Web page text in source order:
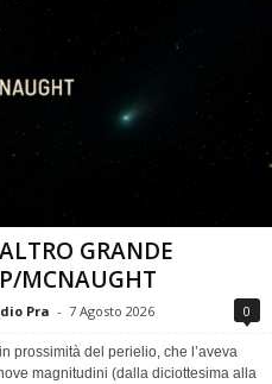
GRANDE
MCNAUGHT
Pra - 7 Agosto 2026 0
prossimità del perielio, che l’aveva
magnitudini (dalla diciottesima alla